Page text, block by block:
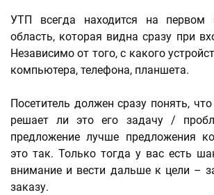
УТП всегда находится на первом
область, которая видна сразу при
Независимо от того, с какого
компьютера, телефона, планшета.
Посетитель должен сразу понять,
решает ли это его задачу /
предложение лучше предложения
это так. Только тогда у вас есть
внимание и вести дальше к цели –
заказу.